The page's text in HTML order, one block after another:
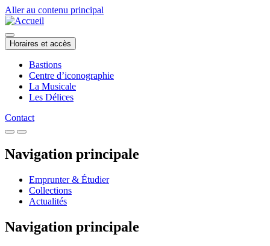
Aller au contenu principal
Horaires et accès
Bastions
Centre d’iconographie
La Musicale
Les Délices
Contact
Navigation principale
Emprunter & Étudier
Collections
Actualités
Navigation principale